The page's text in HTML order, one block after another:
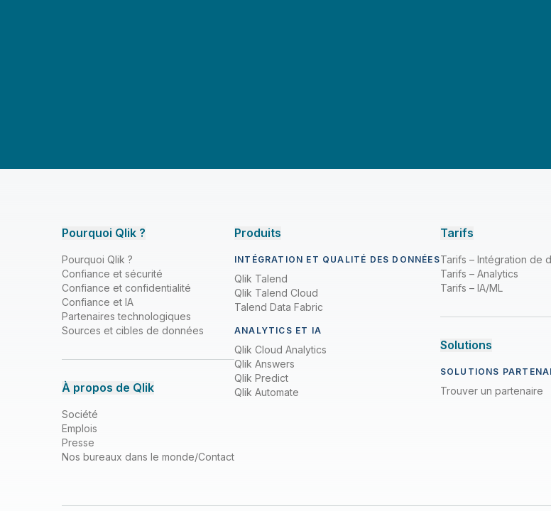
Pourquoi Qlik ?
Pourquoi Qlik ?
Confiance et sécurité
Confiance et confidentialité
Confiance et IA
Partenaires technologiques
Sources et cibles de données
À propos de Qlik
Société
Emplois
Presse
Nos bureaux dans le monde/Contact
Produits
INTÉGRATION ET QUALITÉ DES DONNÉES
Qlik Talend
Qlik Talend Cloud
Talend Data Fabric
ANALYTICS ET IA
Qlik Cloud Analytics
Qlik Answers
Qlik Predict
Qlik Automate
Tarifs
Tarifs – Intégration de
Tarifs – Analytics
Tarifs – IA/ML
Solutions
SOLUTIONS
Trouver un partenaire